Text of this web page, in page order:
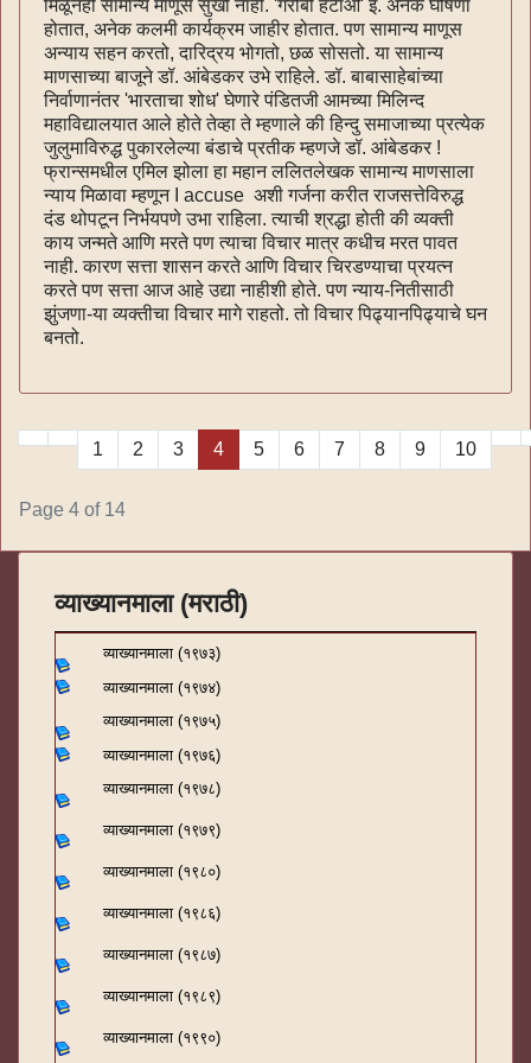
मिळूनही सामान्य माणूस सुखी नाही. 'गरीबी हटाओ' इ. अनेक घोषणा
होतात, अनेक कलमी कार्यक्रम जाहीर होतात. पण सामान्य माणूस
अन्याय सहन करतो, दारिद्रय भोगतो, छळ सोसतो. या सामान्य
माणसाच्या बाजूने डॉ. आंबेडकर उभे राहिले. डॉ. बाबासाहेबांच्या
निर्वाणानंतर 'भारताचा शोध' घेणारे पंडितजी आमच्या मिलिन्द
महाविद्यालयात आले होते तेव्हा ते म्हणाले की हिन्दु समाजाच्या प्रत्येक
जुलुमाविरुद्ध पुकारलेल्या बंडाचे प्रतीक म्हणजे डॉ. आंबेडकर !
फ्रान्समधील एमिल झोला हा महान ललितलेखक सामान्य माणसाला
न्याय मिळावा म्हणून I accuse अशी गर्जना करीत राजसत्तेविरुद्ध
दंड थोपटून निर्भयपणे उभा राहिला. त्याची श्रद्धा होती की व्यक्ती
काय जन्मते आणि मरते पण त्याचा विचार मात्र कधीच मरत पावत
नाही. कारण सत्ता शासन करते आणि विचार चिरडण्याचा प्रयत्न
करते पण सत्ता आज आहे उद्या नाहीशी होते. पण न्याय-नितीसाठी
झुंजणा-या व्यक्तीचा विचार मागे राहतो. तो विचार पिढ्यानपिढ्याचे घन
बनतो.
1 2 3 4 5 6 7 8 9 10
Page 4 of 14
व्याख्यानमाला (मराठी)
व्याख्यानमाला (१९७३)
व्याख्यानमाला (१९७४)
व्याख्यानमाला (१९७५)
व्याख्यानमाला (१९७६)
व्याख्यानमाला (१९७८)
व्याख्यानमाला (१९७९)
व्याख्यानमाला (१९८०)
व्याख्यानमाला (१९८६)
व्याख्यानमाला (१९८७)
व्याख्यानमाला (१९८९)
व्याख्यानमाला (१९९०)